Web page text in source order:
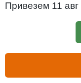
Привезем 11 авг